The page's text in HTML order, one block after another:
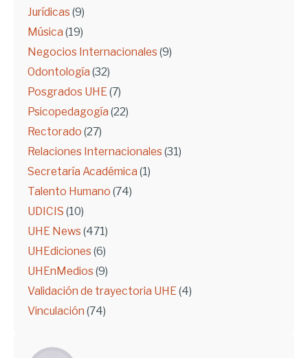
Jurídicas (9)
Música (19)
Negocios Internacionales (9)
Odontología (32)
Posgrados UHE(7)
Psicopedagogía (22)
Rectorado (27)
Relaciones Internacionales (31)
Secretaría Académica (1)
Talento Humano (74)
UDICIS (10)
UHE News (471)
UHEdiciones (6)
UHEnMedios (9)
Validación de trayectoria UHE(4)
Vinculación (74)